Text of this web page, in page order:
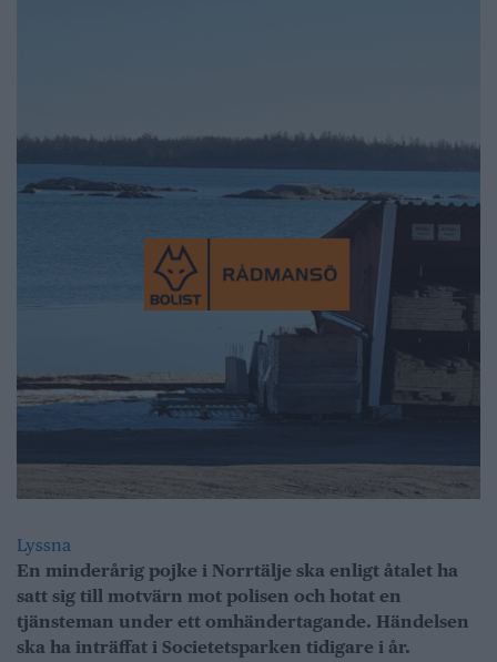
Lyssna
En minderårig pojke i Norrtälje ska enligt åtalet ha
satt sig till motvärn mot polisen och hotat en
tjänsteman under ett omhändertagande. Händelsen
ska ha inträffat i Societetsparken tidigare i år.